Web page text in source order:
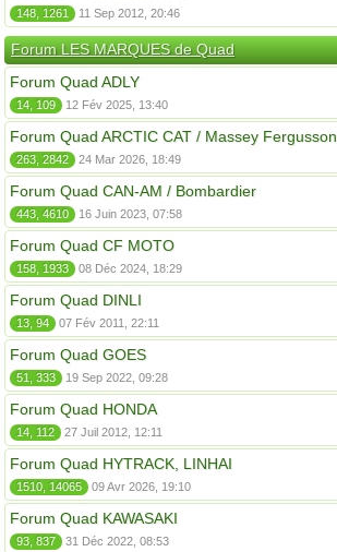
148, 1261 11 Sep 2012, 20:46
Forum LES MARQUES de Quad
Forum Quad ADLY
14, 109 12 Fév 2025, 13:40
Forum Quad ARCTIC CAT / Massey Fergusson
263, 2842 24 Mar 2026, 18:49
Forum Quad CAN-AM / Bombardier
443, 4610 16 Juin 2023, 07:58
Forum Quad CF MOTO
158, 1933 08 Déc 2024, 18:29
Forum Quad DINLI
13, 94 07 Fév 2011, 22:11
Forum Quad GOES
51, 333 19 Sep 2022, 09:28
Forum Quad HONDA
14, 112 27 Juil 2012, 12:11
Forum Quad HYTRACK, LINHAI
1510, 14065 09 Avr 2026, 19:10
Forum Quad KAWASAKI
93, 837 31 Déc 2022, 08:53